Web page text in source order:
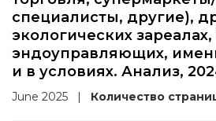
специалисты, другие),
экологических зареалах,
эндоуправляющих,
и в условиях. Анализ,
June 2025 | Количество